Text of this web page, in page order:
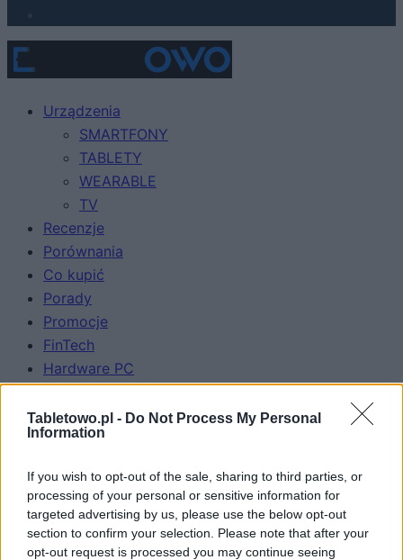
Tabletowo.pl - Do Not Process My Personal
Information
If you wish to opt-out of the sale, sharing to third parties, or
processing of your personal or sensitive information for
targeted advertising by us, please use the below opt-out
section to confirm your selection. Please note that after your
opt-out request is processed you may continue seeing
Urządzenia
SMARTFONY
TABLETY
WEARABLE
TV
Recenzje
Porównania
Co kupić
Porady
Promocje
FinTech
Hardware PC
Gaming
AI
Reklama
Kontakt